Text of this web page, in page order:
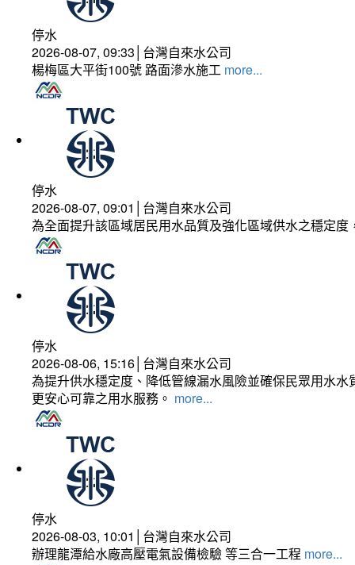
停水
2026-08-07, 09:33│台灣自來水公司
楊梅區大平街100號 路面滲水施工 more...
停水
2026-08-07, 09:01│台灣自來水公司
為全面提升該區域居民用水品質及強化區域供水之穩定
停水
2026-08-06, 15:16│台灣自來水公司
為提升供水穩定度、降低管線漏水風險並確保民眾用水
更安心可靠之用水服務。 more...
停水
2026-08-03, 10:01│台灣自來水公司
辦理龍潭給水廠高壓電氣設備檢驗 等三合一工程 more...